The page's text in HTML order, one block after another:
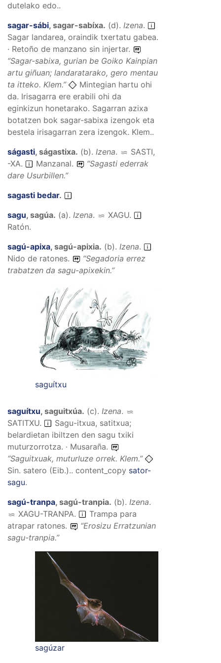
dutelako edo..
sagar-sábi, sagar-sabíxa. (d). Izena.
Sagar landarea, oraindik txertatu gabea.
· Retoño de manzano sin injertar.
“Sagar-sabixa, gurian be Goiko Kainpian
artu giñuan; landaratarako, gero mentau
ta itteko. Klem.”
Mintegian hartu ohi
da. Irisagarra ere erabili ohi da
eginkizun honetarako. Sagarran azixa
botatzen bok sagar-sabixa izengok eta
bestela irisagarran zera izengok. Klem..
ságasti, ságastixa. (b). Izena.
SASTI,
-XA. Manzanal. “Sagasti ederrak
dare Usurbillen.”
sagasti bedar.
sagu, sagúa. (a). Izena. XAGU.
Ratón.
sagú-apixa, sagú-apixia. (b). Izena.
Nido de ratones.
“Segadoria errez
trabatzen da sagu-apixekin.”
saguítxu
saguítxu, saguitxúa. (c). Izena.
SATITXU.
Sagu-itxua, satitxua;
belardietan ibiltzen den sagu txiki
muturzorrotza. · Musaraña.
“Saguitxuak, muturluze orrek. Klem.”
Sin. satero (Eib.).. content_copy sator-
sagu.
sagú-tranpa, sagú-tranpia. (b). Izena.
XAGU-TRANPA.
Trampa para
atrapar ratones.
“Erosizu Erratzunian
sagu-tranpia.”
sagúzar